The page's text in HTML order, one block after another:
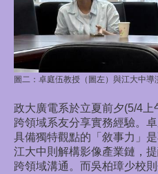
圖二：卓庭伍教授（圖左）與江大中導
政大廣電系於立夏前夕(5/4
跨領域系友分享實務經驗。
具備獨特觀點的「敘事力」
江大中則解構影像產業鏈，
跨領域溝通。而吳柏璋少校